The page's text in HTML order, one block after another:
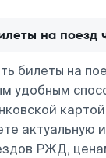
на поезд
билеты на
удобным
актуальную
РЖД,